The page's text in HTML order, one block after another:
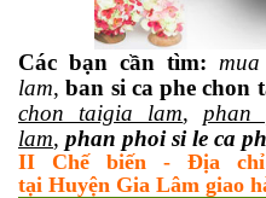
Các bạn cần tìm:
lam,ban si ca phe chon
chon taigia lam, phan
lam, phan phoi si le ca
II Chế biến - Địa chỉ
tại Huyện Gia Lâm giao